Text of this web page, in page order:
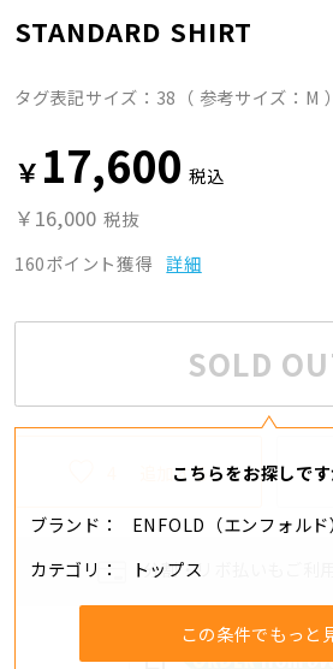
STANDARD SHIRT
タグ表記サイズ：38（ 参考サイズ：M ）
￥ 17,600 税込
￥16,000 税抜
160ポイント獲得 詳細
SOLD
こちらをお探しです
ブランド
ENFOLD（エンフォルド
カテゴリ
トップス
この条件でもっと
追加する
分割・リボ払いもご利